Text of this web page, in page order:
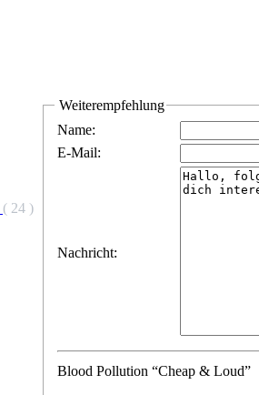
( 24 )
Weiterempfehlung
Name:
E-Mail:
Nachricht:
Blood Pollution “Cheap & Loud”